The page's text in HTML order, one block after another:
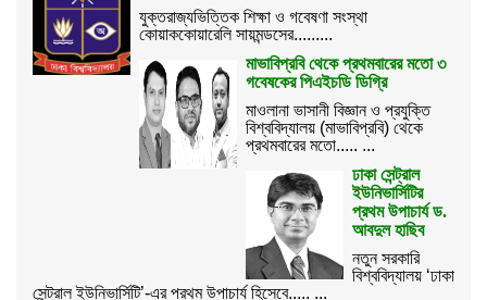
যুক্তরাজ্যভিত্তিক শিক্ষা ও গবেষণা সংস্থা
কোয়াককোয়ারেলি সায়মন্ডসের.........
মাভাবিপ্রবি থেকে প্রথমবারের মতো ৩
গবেষকের পিএইচডি ডিগ্রি
মাওলানা ভাসানী বিজ্ঞান ও প্রযুক্তি
বিশ্ববিদ্যালয় (মাভাবিপ্রবি) থেকে
প্রথমবারের মতো..... ...
ঢাকা সেন্ট্রাল
ইউনিভার্সিটির
প্রথম উপাচার্য ড.
আবদুল হাছিব
নতুন সরকারি
বিশ্ববিদ্যালয় ‘ঢাকা
সেন্ট্রাল ইউনিভার্সিটি’-এর প্রথম উপাচার্য হিসেবে..... ...